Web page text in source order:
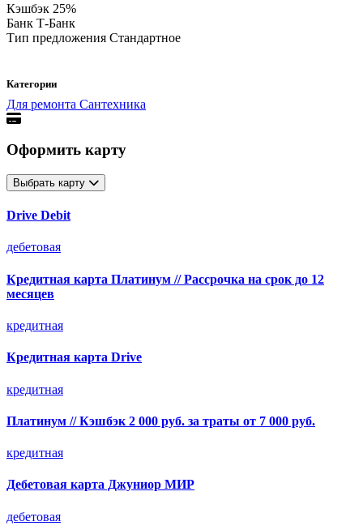
Кэшбэк 25%
Банк Т-Банк
Тип предложения Стандартное
Категории
Для ремонта Сантехника
Оформить карту
Выбрать карту
Drive Debit
дебетовая
Кредитная карта Платинум // Рассрочка на срок до 12
месяцев
кредитная
Кредитная карта Drive
кредитная
Платинум // Кэшбэк 2 000 руб. за траты от 7 000 руб.
кредитная
Дебетовая карта Джуниор МИР
дебетовая